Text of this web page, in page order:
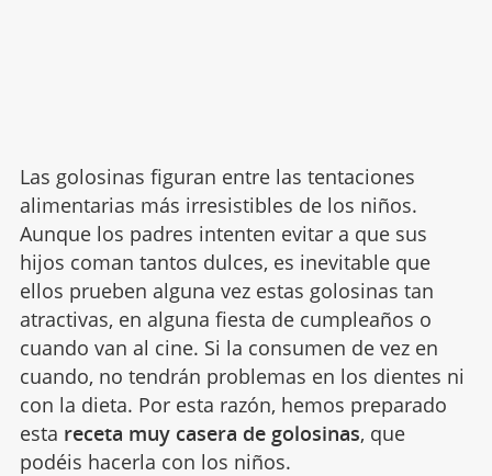
Las golosinas figuran entre las tentaciones
alimentarias más irresistibles de los niños.
Aunque los padres intenten evitar a que sus
hijos coman tantos dulces, es inevitable que
ellos prueben alguna vez estas golosinas tan
atractivas, en alguna fiesta de cumpleaños o
cuando van al cine. Si la consumen de vez en
cuando, no tendrán problemas en los dientes ni
con la dieta. Por esta razón, hemos preparado
esta receta muy casera de golosinas, que
podéis hacerla con los niños.